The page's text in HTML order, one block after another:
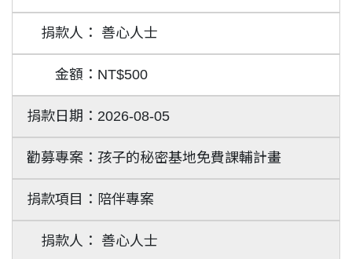
善心人士
NT$500
2026-08-05
孩子的秘密基地免費課輔計畫
陪伴專案
善心人士